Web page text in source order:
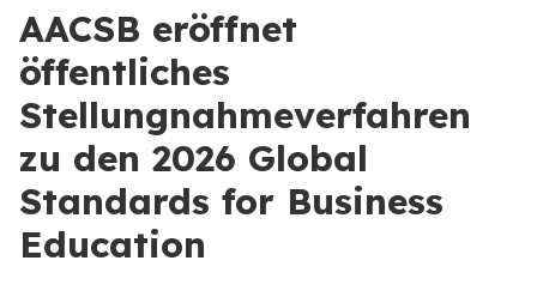
AACSB eröffnet
öffentliches
Stellungnahmeverfahren
zu den 2026 Global
Standards for Business
Education